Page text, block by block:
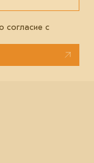
согласие с